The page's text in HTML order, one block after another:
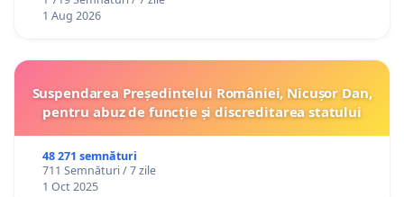
1 Aug 2026
Suspendarea Președintelui României, Nicușor Dan,
pentru abuz de funcție și discreditarea statului
48 271 semnături
711 Semnături / 7 zile
1 Oct 2025